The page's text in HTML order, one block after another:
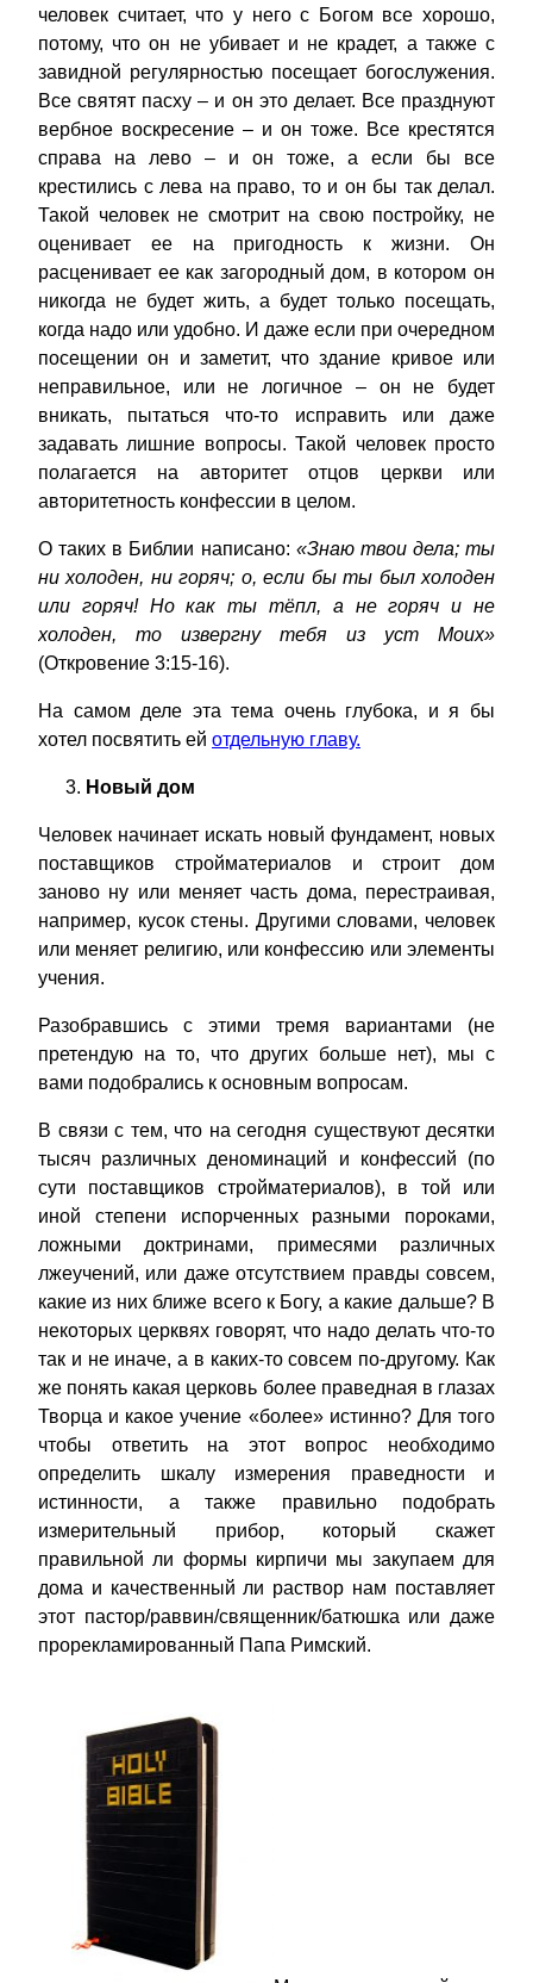
человек считает, что у него с Богом все хорошо,
потому, что он не убивает и не крадет, а также с
завидной регулярностью посещает богослужения.
Все святят пасху – и он это делает. Все празднуют
вербное воскресение – и он тоже. Все крестятся
справа на лево – и он тоже, а если бы все
крестились с лева на право, то и он бы так делал.
Такой человек не смотрит на свою постройку, не
оценивает ее на пригодность к жизни. Он
расценивает ее как загородный дом, в котором он
никогда не будет жить, а будет только посещать,
когда надо или удобно. И даже если при очередном
посещении он и заметит, что здание кривое или
неправильное, или не логичное – он не будет
вникать, пытаться что-то исправить или даже
задавать лишние вопросы. Такой человек просто
полагается на авторитет отцов церкви или
авторитетность конфессии в целом.
О таких в Библии написано: «Знаю твои дела; ты
ни холоден, ни горяч; о, если бы ты был холоден
или горяч! Но как ты тёпл, а не горяч и не
холоден, то извергну тебя из уст Моих»
(Откровение 3:15-16).
На самом деле эта тема очень глубока, и я бы
хотел посвятить ей отдельную главу.
Новый дом
Человек начинает искать новый фундамент, новых
поставщиков стройматериалов и строит дом
заново ну или меняет часть дома, перестраивая,
например, кусок стены. Другими словами, человек
или меняет религию, или конфессию или элементы
учения.
Разобравшись с этими тремя вариантами (не
претендую на то, что других больше нет), мы с
вами подобрались к основным вопросам.
В связи с тем, что на сегодня существуют десятки
тысяч различных деноминаций и конфессий (по
сути поставщиков стройматериалов), в той или
иной степени испорченных разными пороками,
ложными доктринами, примесями различных
лжеучений, или даже отсутствием правды совсем,
какие из них ближе всего к Богу, а какие дальше? В
некоторых церквях говорят, что надо делать что-то
так и не иначе, а в каких-то совсем по-другому. Как
же понять какая церковь более праведная в глазах
Творца и какое учение «более» истинно? Для того
чтобы ответить на этот вопрос необходимо
определить шкалу измерения праведности и
истинности, а также правильно подобрать
измерительный прибор, который скажет
правильной ли формы кирпичи мы закупаем для
дома и качественный ли раствор нам поставляет
этот пастор/раввин/священник/батюшка или даже
прорекламированный Папа Римский.